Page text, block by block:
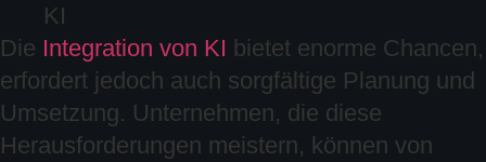
KI
Die Integration von KI bietet enorme Chancen,
erfordert jedoch auch sorgfältige Planung und
Umsetzung. Unternehmen, die diese
Herausforderungen meistern, können von